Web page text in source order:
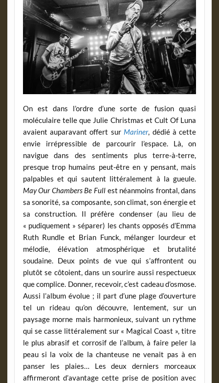
On est dans l’ordre d’une sorte de fusion quasi
moléculaire telle que Julie Christmas et Cult Of Luna
avaient auparavant offert sur Mariner, dédié à cette
envie irrépressible de parcourir l’espace. Là, on
navigue dans des sentiments plus terre-à-terre,
presque trop humains peut-être en y pensant, mais
palpables et qui sautent littéralement à la gueule.
May Our Chambers Be Full est néanmoins frontal, dans
sa sonorité, sa composante, son climat, son énergie et
sa construction. Il préfère condenser (au lieu de
« pudiquement » séparer) les chants opposés d’Emma
Ruth Rundle et Brian Funck, mélanger lourdeur et
mélodie, élévation atmosphérique et brutalité
soudaine. Deux points de vue qui s’affrontent ou
plutôt se côtoient, dans un sourire aussi respectueux
que complice. Donner, recevoir, c’est cadeau d’osmose.
Aussi l’album évolue ; il part d’une plage d’ouverture
tel un rideau qu’on découvre, lentement, sur un
paysage morne mais harmonieux, suivant un rythme
qui se casse littéralement sur « Magical Coast », titre
le plus abrasif et corrosif de l’album, à faire peler la
peau si la voix de la chanteuse ne venait pas à en
panser les plaies… Les deux derniers morceaux
affirmeront d’avantage cette prise de position avec